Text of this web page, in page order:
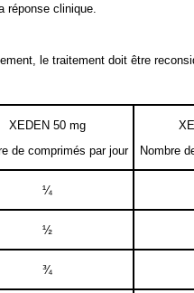
réponse clinique.
le traitement doit être
XEDEN 50 mg
de comprimés par jour
Nombre
¼
½
¾